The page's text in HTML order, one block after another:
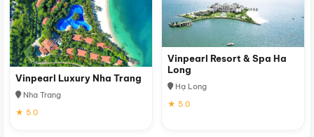
Vinpearl Luxury Nha Trang
Nha Trang
★ 5.0
Vinpearl Resort & Spa Ha
Long
Hạ Long
★ 5.0